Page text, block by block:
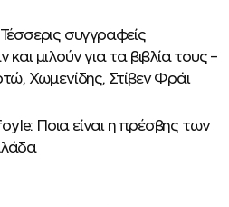
συγγραφείς
και μιλούν για τα βιβλία τους –
Χωμενίδης, Στίβεν Φράι
Ποια είναι η πρέσβης των